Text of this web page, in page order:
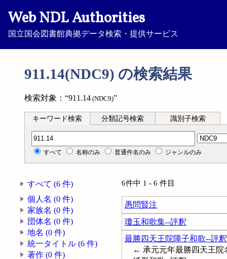
Web NDL Authorities
国立国会図書館典拠データ検索・提供サービス
911.14(NDC9) の検索結果
検索対象：“911.14 (NDC9)”
キーワード検索 分類記号検索 識別子検索
分類記号検索
すべて 名称のみ 普通件名のみ ジャンルのみ
すべて (6 件)
個人名 (0 件)
家族名 (0 件)
団体名 (0 件)
地名 (0 件)
統一タイトル (6 件)
著作 (0 件)
6件中 1 - 6 件目
愚問賢注
瓊玉和歌集--評釈
最勝四天王院障子和歌--評釈
← 承元元年最勝四天王院